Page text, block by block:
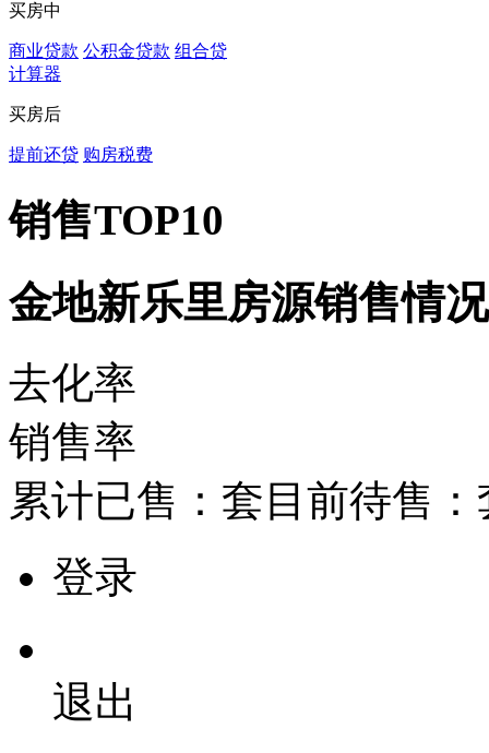
买房中
商业贷款 公积金贷款 组合贷
计算器
买房后
提前还贷 购房税费
销售TOP10
金地新乐里房源销售情
去化率
销售率
累计已售： 套 目前待售：
登录
退出